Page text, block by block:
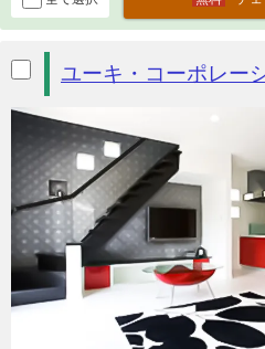
ユーキ・コーポレー